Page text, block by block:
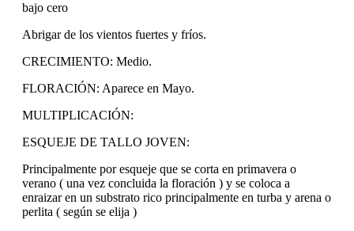
bajo cero
Abrigar de los vientos fuertes y fríos.
CRECIMIENTO: Medio.
FLORACIÓN: Aparece en Mayo.
MULTIPLICACIÓN:
ESQUEJE DE TALLO JOVEN:
Principalmente por esqueje que se corta en primavera o
verano ( una vez concluida la floración ) y se coloca a
enraizar en un substrato rico principalmente en turba y arena o
perlita ( según se elija )